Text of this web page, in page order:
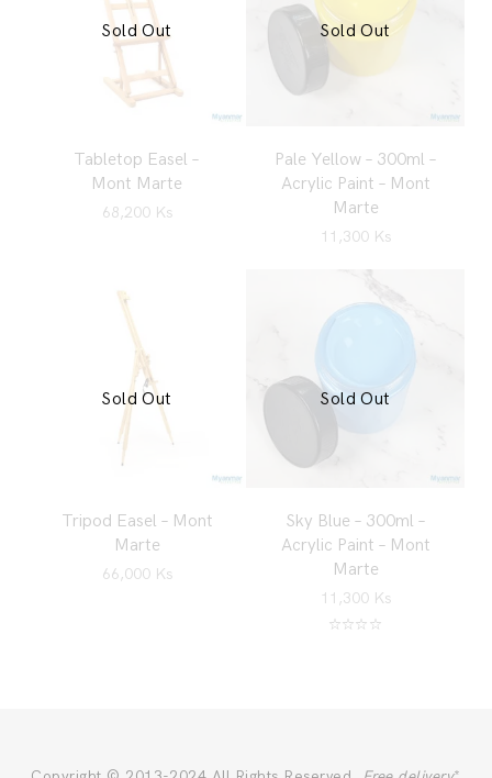
Tabletop Easel –
Mont Marte
68,200 Ks
Sold Out
Pale Yellow – 300ml –
Acrylic Paint – Mont
Marte
11,300 Ks
Sold Out
Tripod Easel – Mont
Marte
66,000 Ks
Sold Out
Sky Blue – 300ml –
Acrylic Paint – Mont
Marte
11,300 Ks
Sold Out